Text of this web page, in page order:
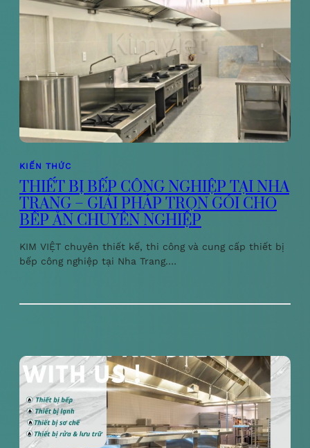
KIẾN THỨC
THIẾT BỊ BẾP CÔNG NGHIỆP TẠI NHA
TRANG – GIẢI PHÁP TRỌN GÓI CHO
BẾP ĂN CHUYÊN NGHIỆP
KIM VIỆT chuyên thiết kế, thi công và cung cấp thiết bị
bếp công nghiệp tại Nha Trang.…